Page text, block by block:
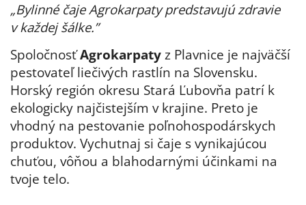
„Bylinné čaje Agrokarpaty predstavujú zdravie
v každej šálke.”
SpoločnosťAgrokarpaty z Plavnice je najväčší
pestovateľ liečivých rastlín na Slovensku.
Horský región okresu Stará Ľubovňa patrí k
ekologicky najčistejším v krajine. Preto je
vhodný na pestovanie poľnohospodárskych
produktov. Vychutnaj si čaje s vynikajúcou
chuťou, vôňou a blahodarnými účinkami na
tvoje telo.